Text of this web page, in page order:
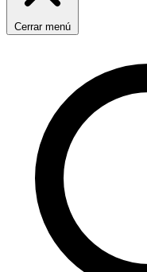
Cerrar menú